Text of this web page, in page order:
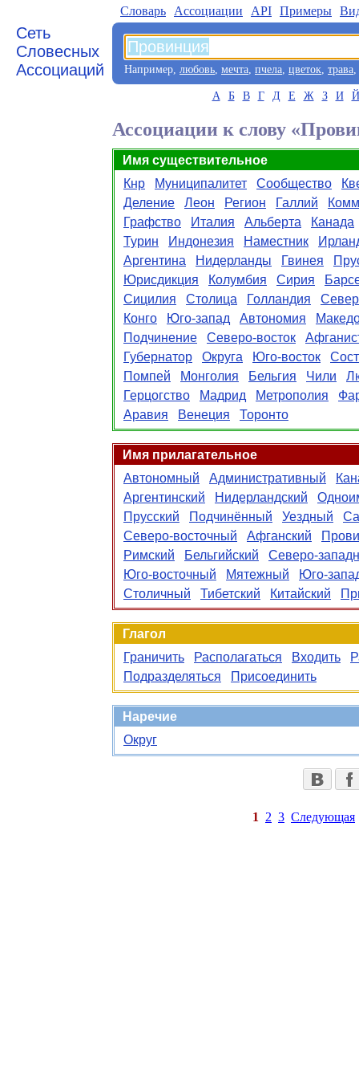
Сеть
Словесных
Ассоциаций
Словарь Aссоциации API Примеры
Например, любовь, мечта, пчела, цветок, трава,
А Б В Г Д Е Ж З И Й
Ассоциации к слову
Имя существительное
Кнр
Муниципалитет Сообщество
Деление
Леон Регион Галлий
Графство
Италия Альберта
Канада
Турин
Индонезия Наместник
Аргентина
Нидерланды Гвинея
Юрисдикция
Колумбия Сирия
Сицилия
Столица Голландия
Конго
Юго-запад Автономия
Подчинение
Северо-восток
Губернатор
Округа Юго-восток
Помпей
Монголия Бельгия Чили
Герцогство
Мадрид Метрополия
Аравия
Венеция Торонто
Имя прилагательное
Автономный
Административный
Аргентинский
Нидерландский
Прусский
Подчинённый Уездный
Северо-восточный
Афганский
Римский
Бельгийский
Северо-
Юго-восточный
Мятежный
Юго-
Столичный
Тибетский Китайский
Глагол
Граничить
Располагаться Входить
Подразделяться
Присоединить
Наречие
Округ
1 2 3 Следующая